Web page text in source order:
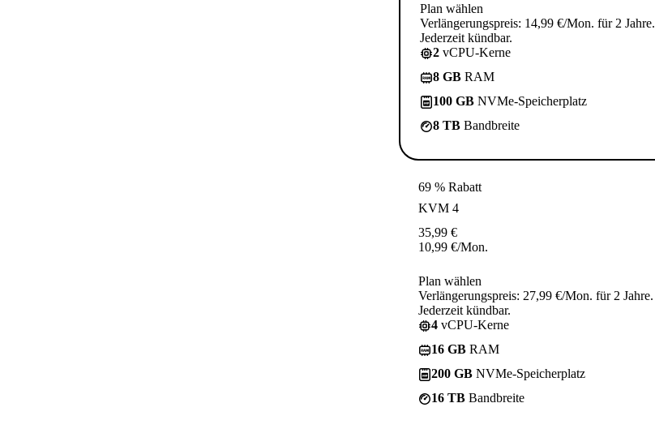
Plan wählen
Verlängerungspreis: 14,99 €/Mon. für 2 Jahre.
Jederzeit kündbar.
2 vCPU-Kerne
8 GB RAM
100 GB NVMe-Speicherplatz
8 TB Bandbreite
69 % Rabatt
KVM 4
35,99 €
10,99 €/Mon.
Plan wählen
Verlängerungspreis: 27,99 €/Mon. für 2 Jahre.
Jederzeit kündbar.
4 vCPU-Kerne
16 GB RAM
200 GB NVMe-Speicherplatz
16 TB Bandbreite